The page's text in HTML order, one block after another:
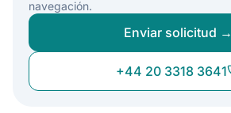
navegación.
Enviar solicitud →
+44 20 3318 3641